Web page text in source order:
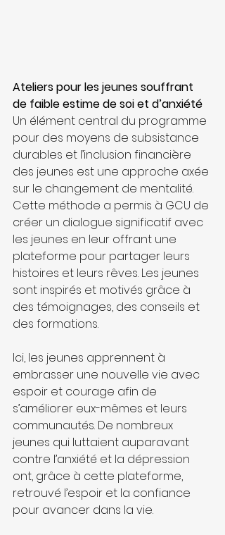
Ateliers pour les jeunes souffrant
de faible estime de soi et d’anxiété
Un élément central du programme
pour des moyens de subsistance
durables et l’inclusion financière
des jeunes est une approche axée
sur le changement de mentalité.
Cette méthode a permis à GCU de
créer un dialogue significatif avec
les jeunes en leur offrant une
plateforme pour partager leurs
histoires et leurs rêves. Les jeunes
sont inspirés et motivés grâce à
des témoignages, des conseils et
des formations.
Ici, les jeunes apprennent à
embrasser une nouvelle vie avec
espoir et courage afin de
s’améliorer eux-mêmes et leurs
communautés. De nombreux
jeunes qui luttaient auparavant
contre l’anxiété et la dépression
ont, grâce à cette plateforme,
retrouvé l’espoir et la confiance
pour avancer dans la vie.